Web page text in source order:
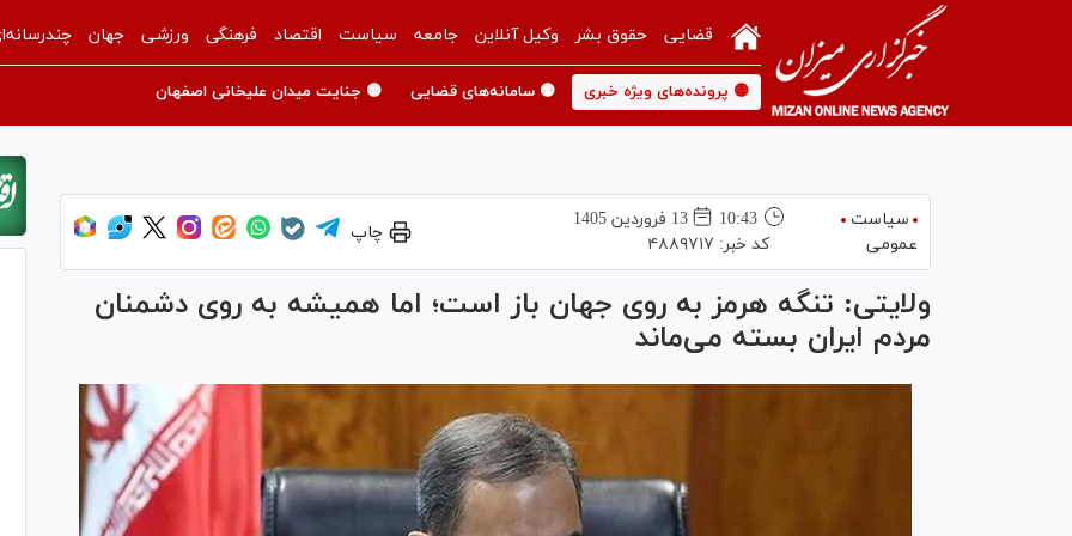
قضایی حقوق بشر وکیل آنلاین جامعه سیاست اقتصاد فرهنگی ورزشی جهان
🟡 پرونده‌های ویژه خبری 🟡 سامانه‌های قضایی 🟡 جنایت میدان علیخانی اصفهان
سیاست
عمومی
10:43
13 فروردين 1405
کد خبر: ۴۸۸۹۷۱۷
چاپ
ولایتی: تنگه هرمز به روی جهان باز است؛ اما همیشه به روی دشمنان
مردم ایران بسته می‌ماند